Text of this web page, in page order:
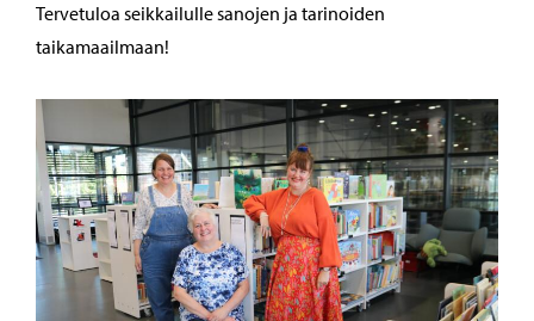
Tervetuloa seikkailulle sanojen ja tarinoiden
taikamaailmaan!